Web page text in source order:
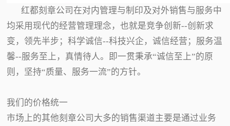
红都刻章公司在对内管理与制印及对外销售与服务中
均采用现代的经营管理理念，也就是竞争创新--创新求
变，领先半步；科学诚信--科技兴企，诚信经营；服务温
馨--服务至上，真情待人。即一贯秉承“诚信至上”的原
则，坚持“质量、服务一流”的方针。
我们的价格统一
市场上的其他刻章公司大多的销售渠道主要是通过业务